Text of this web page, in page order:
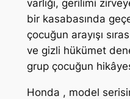
varlığı, gerilimi
bir kasabasında
çocuğun arayışı
ve gizli hükümet
grup çocuğun
Honda , model